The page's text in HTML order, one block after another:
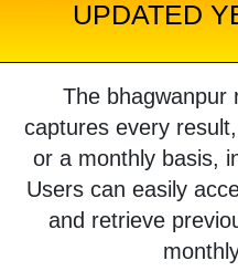
UPDATED
The bhagwanpur
captures every
or a monthly basis,
Users can easily
and retrieve